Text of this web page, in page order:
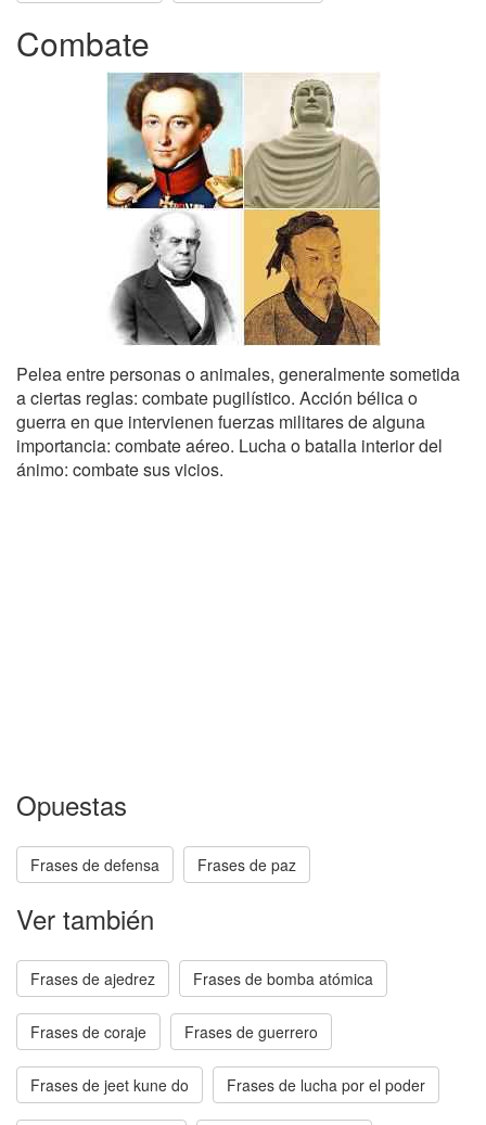
Combate
Pelea entre personas o animales, generalmente sometida
a ciertas reglas: combate pugilístico. Acción bélica o
guerra en que intervienen fuerzas militares de alguna
importancia: combate aéreo. Lucha o batalla interior del
ánimo: combate sus vicios.
Opuestas
Frases de defensa Frases de paz
Ver también
Frases de ajedrez Frases de bomba atómica
Frases de coraje Frases de guerrero
Frases de jeet kune do Frases de lucha por el poder